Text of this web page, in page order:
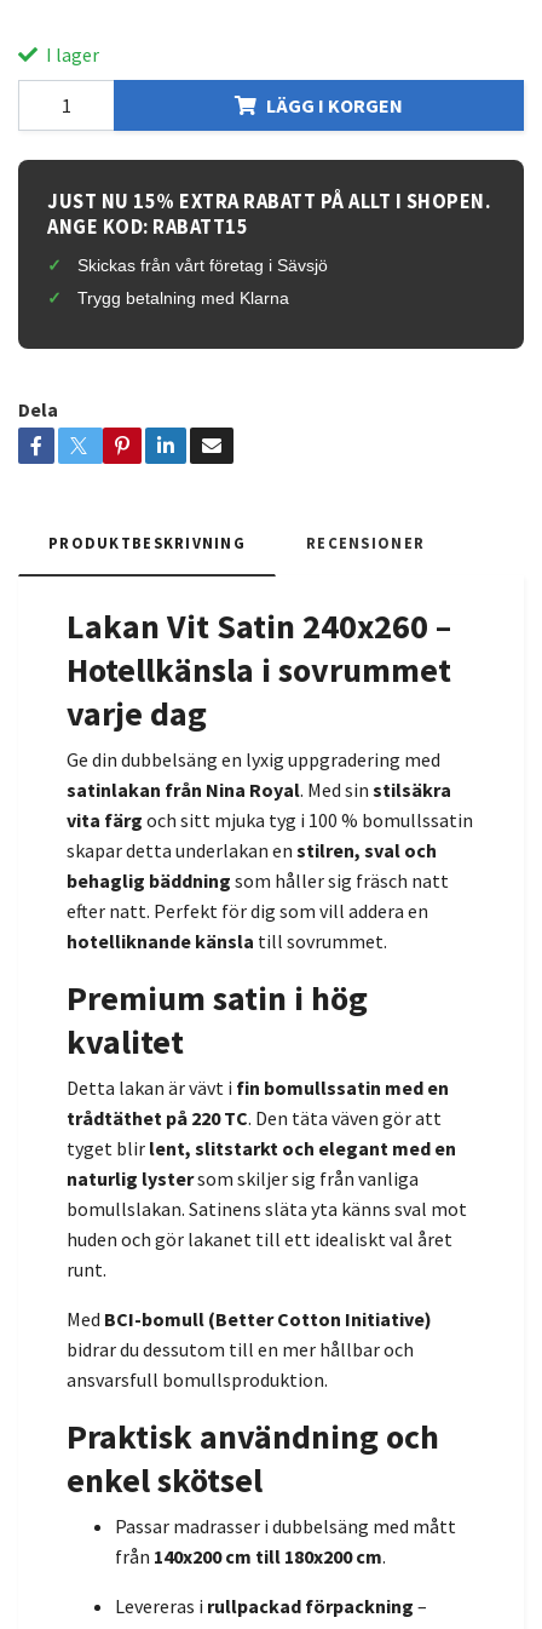
I lager
LÄGG I KORGEN
JUST NU 15% EXTRA RABATT PÅ ALLT I SHOPEN.
ANGE KOD: RABATT15
Skickas från vårt företag i Sävsjö
Trygg betalning med Klarna
Dela
PRODUKTBESKRIVNING RECENSIONER
Lakan Vit Satin 240x260 –
Hotellkänsla i sovrummet
varje dag
Ge din dubbelsäng en lyxig uppgradering med
satinlakan från Nina Royal. Med sin stilsäkra
vita färg och sitt mjuka tyg i 100 % bomullssatin
skapar detta underlakan en stilren, sval och
behaglig bäddning som håller sig fräsch natt
efter natt. Perfekt för dig som vill addera en
hotelliknande känsla till sovrummet.
Premium satin i hög
kvalitet
Detta lakan är vävt i fin bomullssatin med en
trådtäthet på 220 TC. Den täta väven gör att
tyget blir lent, slitstarkt och elegant med en
naturlig lystersom skiljer sig från vanliga
bomullslakan. Satinens släta yta känns sval mot
huden och gör lakanet till ett idealiskt val året
runt.
Med BCI-bomull (Better Cotton Initiative)
bidrar du dessutom till en mer hållbar och
ansvarsfull bomullsproduktion.
Praktisk användning och
enkel skötsel
Passar madrasser i dubbelsäng med mått
från 140x200 cm till 180x200 cm.
Levereras i rullpackad förpackning –